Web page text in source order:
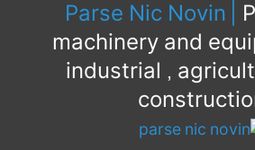
Parse Nic Novin
machinery and
industrial ,